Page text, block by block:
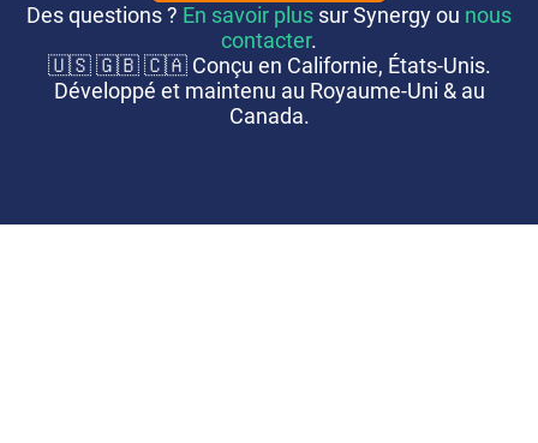
Des questions ? En savoir plus sur Synergy ou nous
contacter.
🇺🇸 🇬🇧 🇨🇦 Conçu en Californie, États-Unis.
Développé et maintenu au Royaume-Uni & au
Canada.